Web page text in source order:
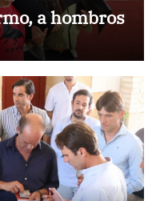
a hombros